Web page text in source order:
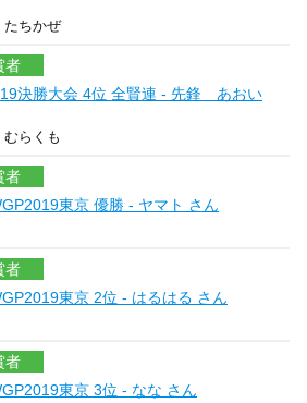
ちかぜ
者
決勝大会 4位 全賢連 - 先鋒 あおい
らくも
者
東京 優勝 - ヤマト さん
者
東京 2位 - はるはる さん
者
東京 3位 - なな さん